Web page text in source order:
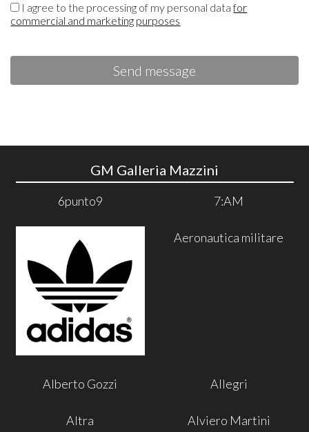
I agree to the processing of my personal datafor
commercial and marketing purposes
Send message
GM Galleria Mazzini
6punto9 7:AM
Aeronautica militare
Alberto Gozzi Allegri
Altra Alviero Martini